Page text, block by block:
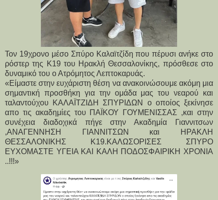
Τον 19χρονο μέσο Σπύρο Καλαϊτζίδη που πέρυσι ανήκε στο
ρόστερ της Κ19 του Ηρακλή Θεσσαλονίκης, πρόσθεσε στο
δυναμικό του ο Ατρόμητος Λεπτοκαρυάς.
«Είμαστε στην ευχάριστη θέση να ανακοινώσουμε ακόμη μια
σημαντική προσθήκη για την ομάδα μας του νεαρού και
ταλαντούχου ΚΑΛΑΪΤΖΙΔΗ ΣΠΥΡΙΔΩΝ ο οποίος ξεκίνησε
απο τις ακαδημίες του ΠΑΪΚΟΥ ΓΟΥΜΕΝΙΣΣΑΣ ,και στην
συνέχεια διαδοχικά πήγε στην Ακαδημία Γιαννιτσων
,ΑΝΑΓΕΝΝΗΣΗ ΓΙΑΝΝΙΤΣΩΝ και ΗΡΑΚΛΗ
ΘΕΣΣΑΛΟΝΙΚΗΣ Κ19.ΚΑΛΩΣΟΡΙΣΕΣ ΣΠΥΡΟ
ΕΥΧΟΜΑΣΤΕ ΥΓΕΙΑ ΚΑΙ ΚΑΛΗ ΠΟΔΟΣΦΑΙΡΙΚΗ ΧΡΟΝΙΑ
..!!!»